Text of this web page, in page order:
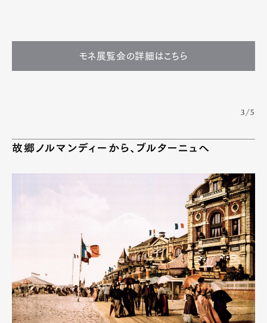
モネ展覧会の詳細はこちら
3/5
故郷ノルマンディーから、ブルターニュへ